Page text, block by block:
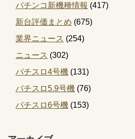
パチンコ新機種情報 (417)
新台評価まとめ (675)
業界ニュース (254)
ニュース (302)
パチスロ4号機 (131)
パチスロ5.9号機 (76)
パチスロ6号機 (153)